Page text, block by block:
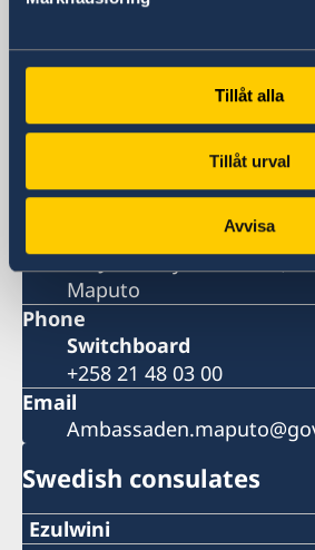
Tillåt alla
Tillåt urval
Avvisa
Embassy
Visiting address
Av. Julius Nyerere 1128
Postal address
Embassy of Sweden
Av. Julius Nyerere 1128,
Maputo
Phone
Switchboard
+258 21 48 03 00
Email
Swedish consulates
Ezulwini